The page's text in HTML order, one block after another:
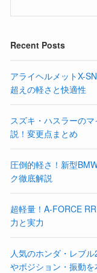
Recent Posts
アライヘルメットX-
超えの軽さと快適性
スズキ・ハスラーの
説！変更点まとめ
圧倒的軽さ！新型
ク徹底解説
超軽量！A-FORCE
力と実力
人気のホンダ・レブ
やポジション・振動